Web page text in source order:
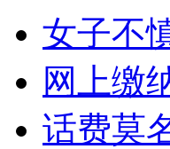
山西运城恶犬咬伤
女孩北京地铁殴打
女子不
网上缴
话费莫